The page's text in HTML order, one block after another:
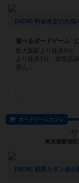
[NEW] 料金改定のお知
遊べるボードゲーム
新大阪駅より徒歩9
より徒歩3分 御堂筋
遊ん...
ボードゲームカフェ
東京都新宿
[NEW] 相席カタン会@